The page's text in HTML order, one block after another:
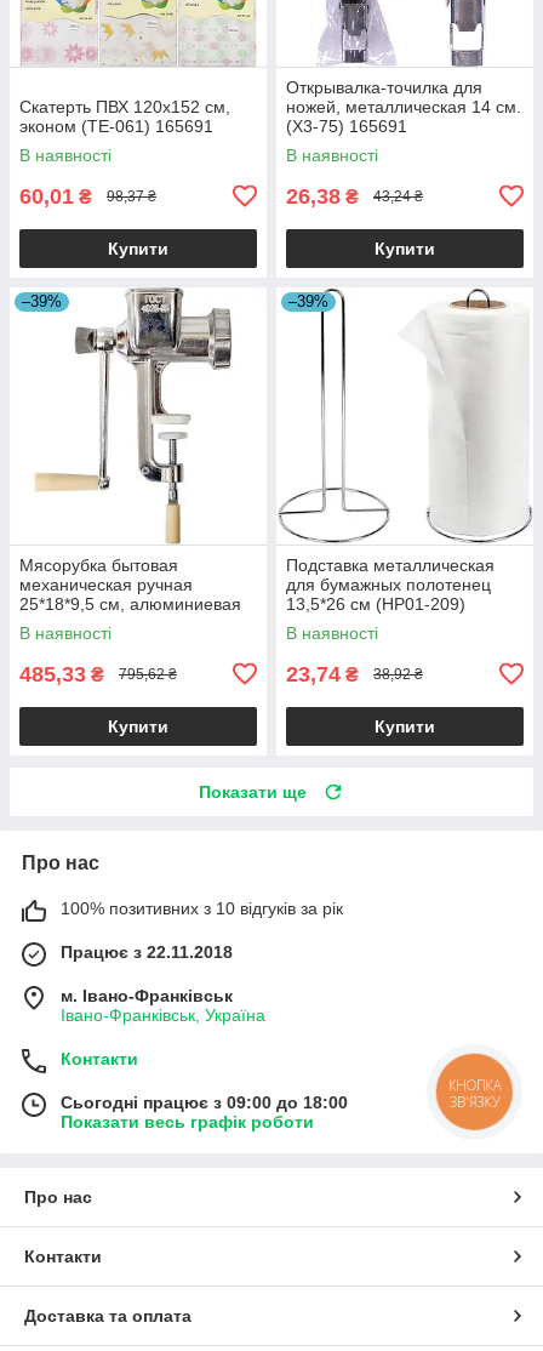
Скатерть ПВХ 120x152 см,
эконом (ТЕ-061) 165691
В наявності
60,01 ₴ 98,37 ₴
Купити
Открывалка-точилка для
ножей, металлическая 14 см.
(X3-75) 165691
В наявності
26,38 ₴ 43,24 ₴
Купити
–39%
Мясорубка бытовая
механическая ручная
25*18*9,5 см, алюминиевая
(X3-112) 165691
В наявності
485,33 ₴ 795,62 ₴
Купити
–39%
Подставка металлическая
для бумажных полотенец
13,5*26 см (HP01-209)
165691
В наявності
23,74 ₴ 38,92 ₴
Купити
Показати ще
Про нас
100% позитивних з 10 відгуків за рік
Працює з 22.11.2018
м. Івано-Франківськ
Івано-Франківськ, Україна
Контакти
Сьогодні працює з 09:00 до 18:00
Показати весь графік роботи
Про нас
Контакти
Доставка та оплата
КНОПКА
ЗВ'ЯЗКУ